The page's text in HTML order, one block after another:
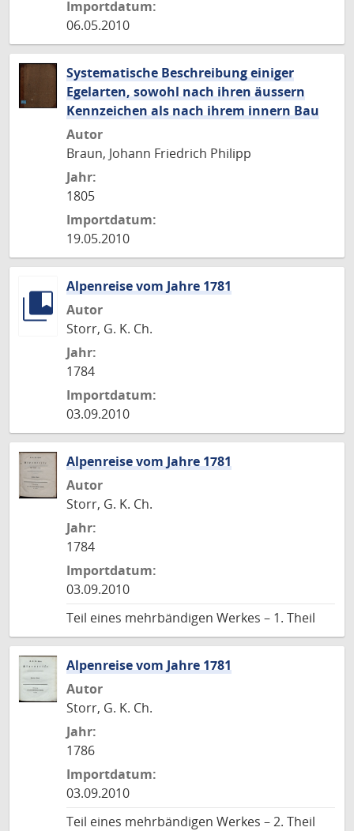
Importdatum:
06.05.2010
Systematische Beschreibung einiger
Egelarten, sowohl nach ihren äussern
Kennzeichen als nach ihrem innern Bau
Autor
Braun, Johann Friedrich Philipp
Jahr:
1805
Importdatum:
19.05.2010
Alpenreise vom Jahre 1781
Autor
Storr, G. K. Ch.
Jahr:
1784
Importdatum:
03.09.2010
Alpenreise vom Jahre 1781
Autor
Storr, G. K. Ch.
Jahr:
1784
Importdatum:
03.09.2010
Teil eines mehrbändigen Werkes – 1. Theil
Alpenreise vom Jahre 1781
Autor
Storr, G. K. Ch.
Jahr:
1786
Importdatum:
03.09.2010
Teil eines mehrbändigen Werkes – 2. Theil